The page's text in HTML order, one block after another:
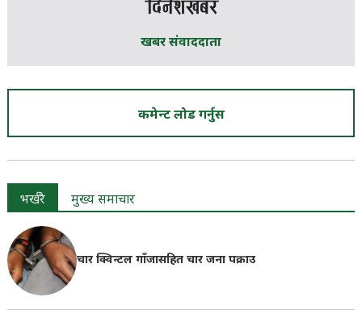
खबर संवाददाता
कमेन्ट लोड गर्नुस
भर्खरै मुख्य समाचार
चार क्विन्टल गाँजासहित चार जना पक्राउ